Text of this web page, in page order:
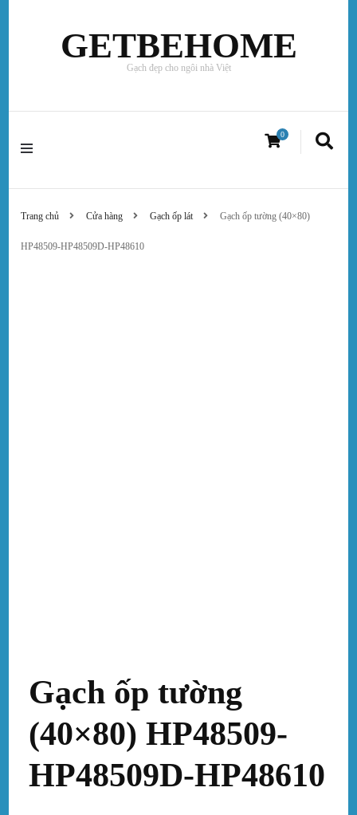
GETBEHOME
Gạch đẹp cho ngôi nhà Việt
0
Trang chủ Cửa hàng Gạch ốp lát Gạch ốp tường (40×80)
HP48509-HP48509D-HP48610
Gạch ốp tường
(40×80) HP48509-
HP48509D-HP48610